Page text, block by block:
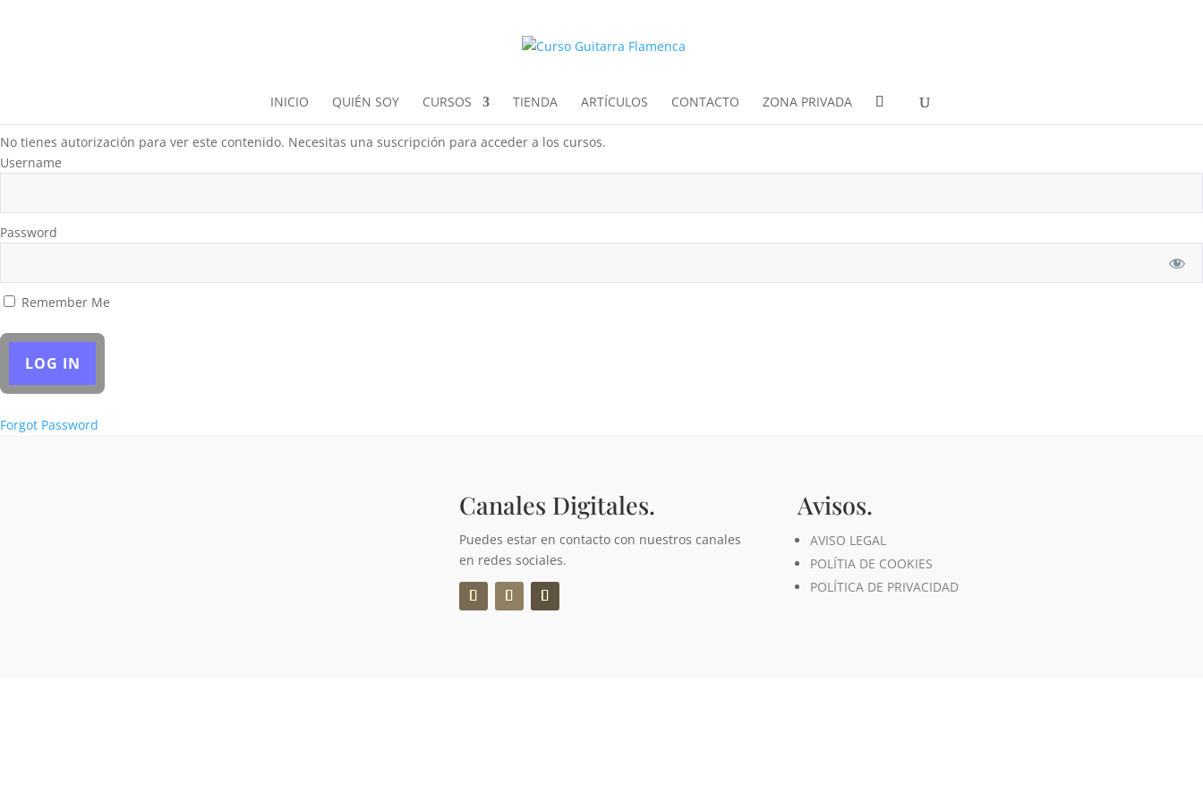
INICIO QUIÉN SOY CURSOS TIENDA ARTÍCULOS CONTACTO ZONA PRIVADA
No tienes autorización para ver este contenido. Necesitas una suscripción para acceder a los cursos.
Username
Password
Remember Me
Forgot Password
Canales Digitales.
Puedes estar en contacto con nuestros canales
en redes sociales.
Avisos.
AVISO LEGAL
POLÍTIA DE COOKIES
POLÍTICA DE PRIVACIDAD